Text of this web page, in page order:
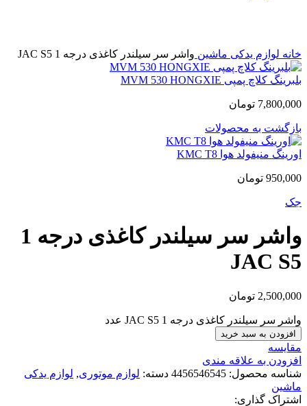
خانه لوازم یدکی ماشین واشر سر سیلندر کاغذی درجه 1 JAC S5
بلبرینگ کلاچ پمپی MVM 530 HONGXIE
7,800,000 تومان
بازگشت به محصولات
اورینگ منیفولد هوا KMC T8
950,000 تومان
جک
واشر سر سیلندر کاغذی درجه 1
JAC S5
2,500,000 تومان
واشر سر سیلندر کاغذی درجه 1 JAC S5 عدد
افزودن به سبد خرید
مقایسه
افزودن به علاقه مندی
شناسه محصول: 4456546545 دسته: لوازم موتوری, لوازم یدکی
ماشین
اشتراک گذاری: